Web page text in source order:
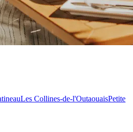
Les Collines-de-l'OutaouaisPetite